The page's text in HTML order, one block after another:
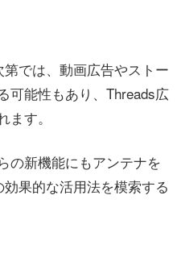
では、動画広告やストー
可能性もあり、Threads広
す。
の新機能にもアンテナを
果的な活用法を模索する